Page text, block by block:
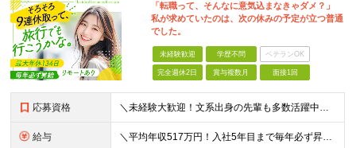
「転職って、そんなに意気込まなきゃダメ？」
私が求めていたのは、次の休みの予定が立つ普通
でした。
未経験歓迎 学歴不問 ベテランOK
完全週休2日 賞与複数月 面接1回
応募資格 ＼未経験大歓迎！文系出身の先輩も多数活躍中／ ◆PCスキルに自信のない方も歓迎 ◆完全未経験OK ◆社会人デビューもOK ◆学歴不問 ＊*こんなアナタにオススメです*＊ ◇事務職に興味があるが、給与
給与 ＼平均年収517万円！入社5年目まで毎年必ず昇給／ ■賞与年3回 ■年収800万円以上も可 ■入社3年以上の平均年収469.2万円 月給23万2000円以上＋賞与年3回＋各種手当 ☆入社5年目まで最